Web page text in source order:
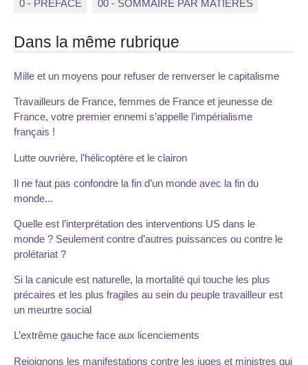
0 - PREFACE 00 - SOMMAIRE PAR MATIERES
Dans la même rubrique
Mille et un moyens pour refuser de renverser le capitalisme
Travailleurs de France, femmes de France et jeunesse de
France, votre premier ennemi s’appelle l’impérialisme
français !
Lutte ouvrière, l’hélicoptère et le clairon
Il ne faut pas confondre la fin d’un monde avec la fin du
monde...
Quelle est l’interprétation des interventions US dans le
monde ? Seulement contre d’autres puissances ou contre le
prolétariat ?
Si la canicule est naturelle, la mortalité qui touche les plus
précaires et les plus fragiles au sein du peuple travailleur est
un meurtre social
L’extrême gauche face aux licenciements
Rejoignons les manifestations contre les juges et ministres qui